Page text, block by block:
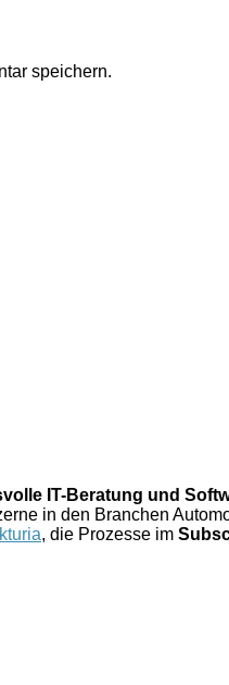
speichern.
IT-Beratung und
in den Branchen
, die Prozesse im